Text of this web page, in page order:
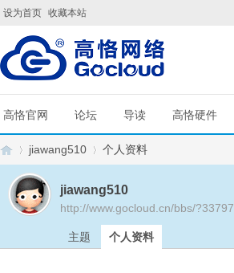
设为首页 收藏本站
高恪官网 论坛 导读 高恪硬件
jiawang510 个人资料
jiawang510
http://www.gocloud.cn/bbs/?33797
主题 个人资料